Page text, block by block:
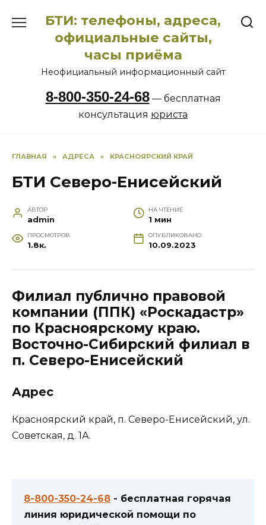
содержанию
БТИ: телефоны, адреса,
официальные сайты,
часы приёма
Неофициальный информационный сайт
8-800-350-24-68— бесплатная
консультация юриста
ГЛАВНАЯ » АДРЕСА » КРАСНОЯРСКИЙ КРАЙ
БТИ Северо-Енисейский
АВТОР
admin
НА ЧТЕНИЕ
1 мин
ПРОСМОТРОВ
1.8к.
ОПУБЛИКОВАНО
10.09.2023
Филиал публично правовой
компании (ППК) «Роскадастр»
по Красноярскому краю.
Восточно-Сибирский филиал в
п. Северо-Енисейский
Адрес
​Красноярский край, п. Северо-Енисейский, ул.
Советская, д. 1А.
8-800-350-24-68 - бесплатная горячая
линия юридической помощи по